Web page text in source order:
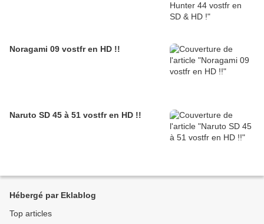
Noragami 09 vostfr en HD !!
Naruto SD 45 à 51 vostfr en HD !!
Hébergé par Eklablog
Top articles